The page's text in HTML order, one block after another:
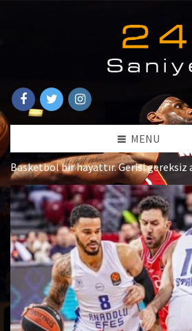
MENU
Basketbol bir hayattır. Gerisi gereksiz